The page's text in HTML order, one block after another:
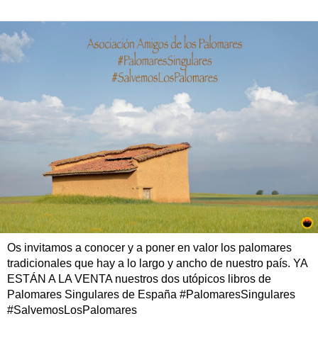
Os invitamos a conocer y a poner en valor los palomares
tradicionales que hay a lo largo y ancho de nuestro país. YA
ESTÁN A LA VENTA nuestros dos utópicos libros de
Palomares Singulares de España #PalomaresSingulares
#SalvemosLosPalomares